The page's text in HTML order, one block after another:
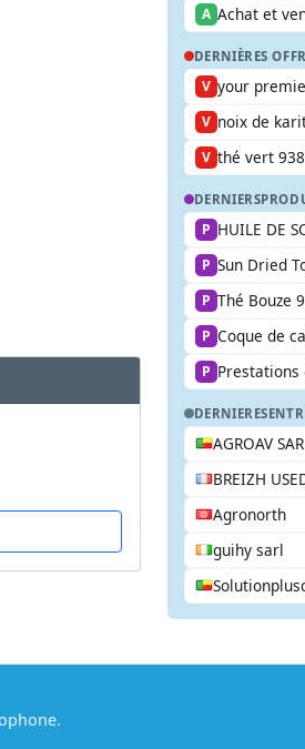
A Achat et
DERNIÈRES
V your
V noix de
V thé vert
DERNIERS
P HUILE DE
P Sun Dried
P Thé Bouze
P Coque de
P Prestations
DERNIERES
AGROAV
BREIZH
Agronorth
guihy sarl